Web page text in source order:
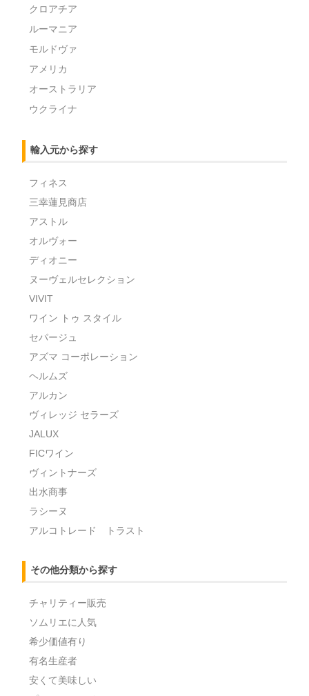
クロアチア
ルーマニア
モルドヴァ
アメリカ
オーストラリア
ウクライナ
輸入元から探す
フィネス
三幸蓮見商店
アストル
オルヴォー
ディオニー
ヌーヴェルセレクション
VIVIT
ワイン トゥ スタイル
セパージュ
アズマ コーポレーション
ヘルムズ
アルカン
ヴィレッジ セラーズ
JALUX
FICワイン
ヴィントナーズ
出水商事
ラシーヌ
アルコトレード トラスト
その他分類から探す
チャリティー販売
ソムリエに人気
希少価値有り
有名生産者
安くて美味しい